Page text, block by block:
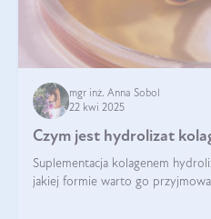
mgr inż. Anna Sobol
22 kwi 2025
Czym jest hydrolizat
Suplementacja kolagenem
jakiej formie warto go